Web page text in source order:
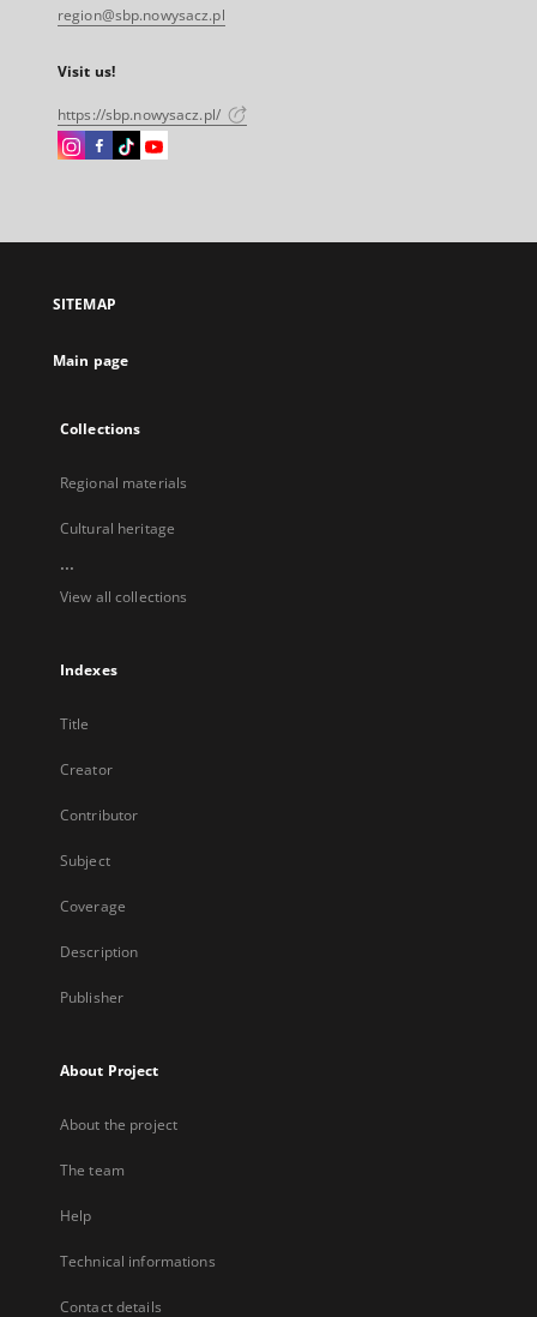
region@sbp.nowysacz.pl
Visit us!
https://sbp.nowysacz.pl/
Instagram
open
new
Facebook
open
new
Instagram
open
new
Instagram
open
SITEMAP
Main page
Collections
Regional materials
Cultural heritage
...
View all collections
Indexes
Title
Creator
Contributor
Subject
Coverage
Description
Publisher
About Project
About the project
The team
Help
Technical informations
Contact details